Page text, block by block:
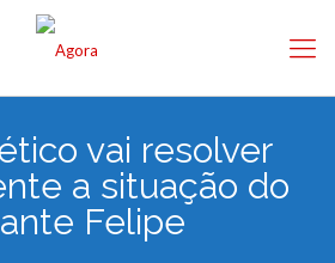
vai resolver
a situação do
Felipe